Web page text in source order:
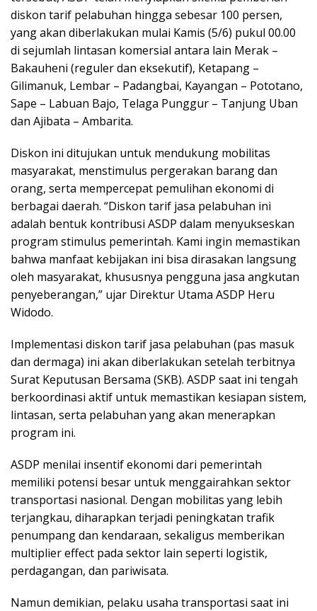
diskon tarif pelabuhan hingga sebesar 100 persen,
yang akan diberlakukan mulai Kamis (5/6) pukul 00.00
di sejumlah lintasan komersial antara lain Merak –
Bakauheni (reguler dan eksekutif), Ketapang –
Gilimanuk, Lembar – Padangbai, Kayangan – Pototano,
Sape – Labuan Bajo, Telaga Punggur – Tanjung Uban
dan Ajibata – Ambarita.
Diskon ini ditujukan untuk mendukung mobilitas
masyarakat, menstimulus pergerakan barang dan
orang, serta mempercepat pemulihan ekonomi di
berbagai daerah. “Diskon tarif jasa pelabuhan ini
adalah bentuk kontribusi ASDP dalam menyukseskan
program stimulus pemerintah. Kami ingin memastikan
bahwa manfaat kebijakan ini bisa dirasakan langsung
oleh masyarakat, khususnya pengguna jasa angkutan
penyeberangan,” ujar Direktur Utama ASDP Heru
Widodo.
Implementasi diskon tarif jasa pelabuhan (pas masuk
dan dermaga) ini akan diberlakukan setelah terbitnya
Surat Keputusan Bersama (SKB). ASDP saat ini tengah
berkoordinasi aktif untuk memastikan kesiapan sistem,
lintasan, serta pelabuhan yang akan menerapkan
program ini.
ASDP menilai insentif ekonomi dari pemerintah
memiliki potensi besar untuk menggairahkan sektor
transportasi nasional. Dengan mobilitas yang lebih
terjangkau, diharapkan terjadi peningkatan trafik
penumpang dan kendaraan, sekaligus memberikan
multiplier effect pada sektor lain seperti logistik,
perdagangan, dan pariwisata.
Namun demikian, pelaku usaha transportasi saat ini